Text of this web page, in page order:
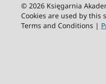
© 2026 Księgarnia
Cookies are used by
Terms and Conditions |